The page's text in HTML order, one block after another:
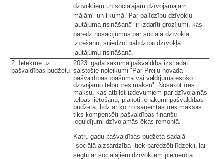
dzīvokļiem un sociālajām dzīvojamajām
mājām" un likumā "Par palīdzību dzīvokļu
jautājuma risināšanā" ir izdarīti grozījumi, kas
paredz nosacījumus par sociālā dzīvokļa
izīrēšanu, sniedzot palīdzību dzīvokļa
jautājumu risināšanā.
2. Ietekme uz
pašvaldības budžetu
2023. gada sākumā pašvaldībā izstrādāti
saistošie noteikumi "Par Preiļu novada
pašvaldības īpašumā vai valdījumā esošo
dzīvojamo telpu īres maksu". Nosakot īres
maksu, kas atbilst izdevumiem par dzīvojamās
telpas lietošanu, plānoti ienākumi pašvaldības
budžetā, līdz ar ko no saņemtās īres maksas
tiks kompensēti pašvaldības finanšu
ieguldījumi dzīvojamās ēkas remontā.
Katru gadu pašvaldības budžeta sadaļā
"sociālā aizsardzība" tiek paredzēti līdzekļi, lai
segtu ar sociālajiem dzīvokļiem piemērotā